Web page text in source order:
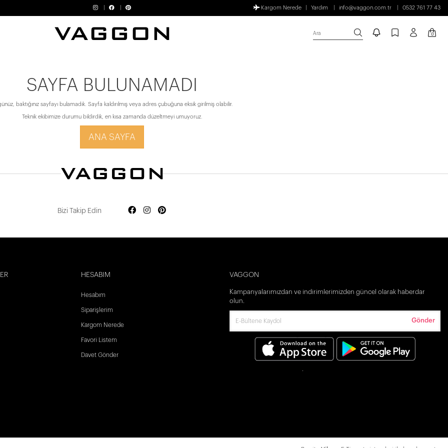
Kargom Nerede Yardım info@vaggon.com.tr 0532 761 77 43
Ara 0
SAYFA BULUNAMADI
baktığınız sayfayı bulamadık. Sayfa kaldırılmış veya adres çubuğuna eksik girilmiş olabilir.
Teknik ekibimize durumu bildirdik, en kısa zamanda düzeltmeyi umuyoruz.
ANA SAYFA
Bizi Takip Edin
HESABIM
Hesabım
Siparişlerim
Kargom Nerede
Favori Listem
Davet Gönder
VAGGON
Kampanyalarımızdan ve indirimlerimizden güncel olarak haberdar
olun.
Gönder